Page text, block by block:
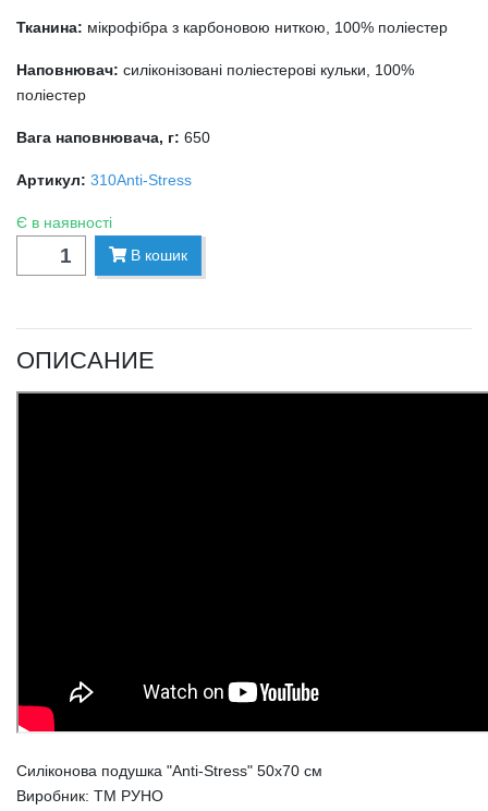
Тканина: мікрофібра з карбоновою ниткою, 100% поліестер
Наповнювач: силіконізовані поліестерові кульки, 100%
поліестер
Вага наповнювача, г: 650
Артикул: 310Anti-Stress
Є в наявності
В кошик
ОПИСАНИЕ
Силіконова подушка "Anti-Stress" 50х70 см
Виробник: ТМ РУНО